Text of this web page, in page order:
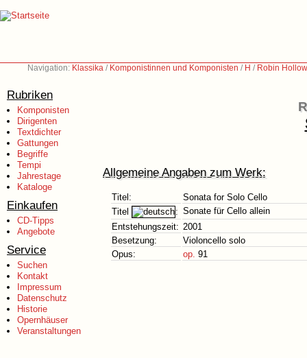
Navigation: Klassika / Komponistinnen und Komponisten / H / Robin
Rubriken
Komponisten
Dirigenten
Textdichter
Gattungen
Begriffe
Tempi
Jahrestage
Kataloge
Einkaufen
CD-Tipps
Angebote
Service
Suchen
Kontakt
Impressum
Datenschutz
Historie
Opernhäuser
Veranstaltungen
Allgemeine Angaben zum Werk:
Titel:
Sonata for Solo Cello
Titel
: Sonate für Cello allein
Entstehungszeit: 2001
Besetzung:
Violoncello solo
Opus:
op. 91